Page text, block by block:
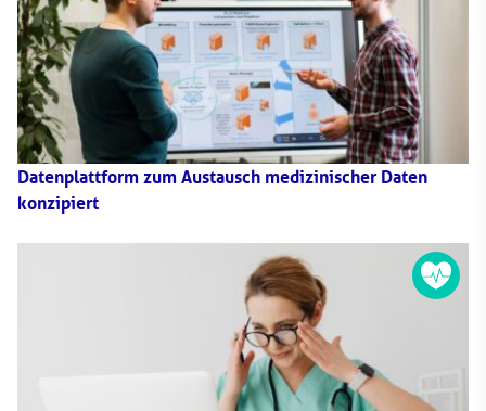
Datenplattform zum Austausch medizinischer Daten
konzipiert